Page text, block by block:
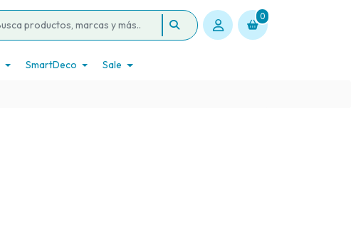
0
SmartDeco Sale